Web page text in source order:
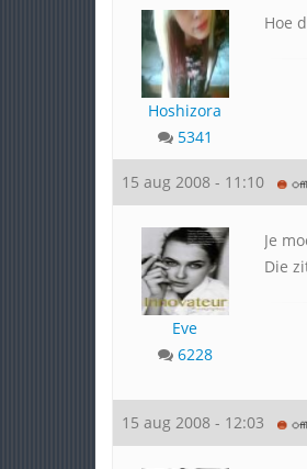
Hoshizora
5341
Hoe
15 aug 2008 - 11:10
Eve
6228
Je
Die
15 aug 2008 - 12:03